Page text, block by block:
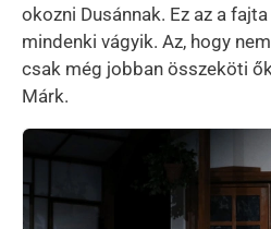
okozni Dusánnak. Ez az a
mindenki vágyik. Az, hogy
csak még jobban összeköti
Márk.
Kép